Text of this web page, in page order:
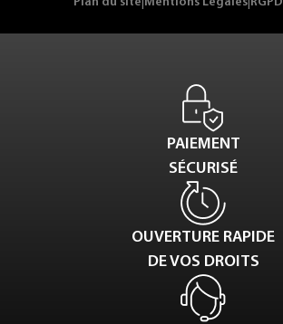
PAIEMENT
SÉCURISÉ
OUVERTURE RAPIDE
DE VOS DROITS